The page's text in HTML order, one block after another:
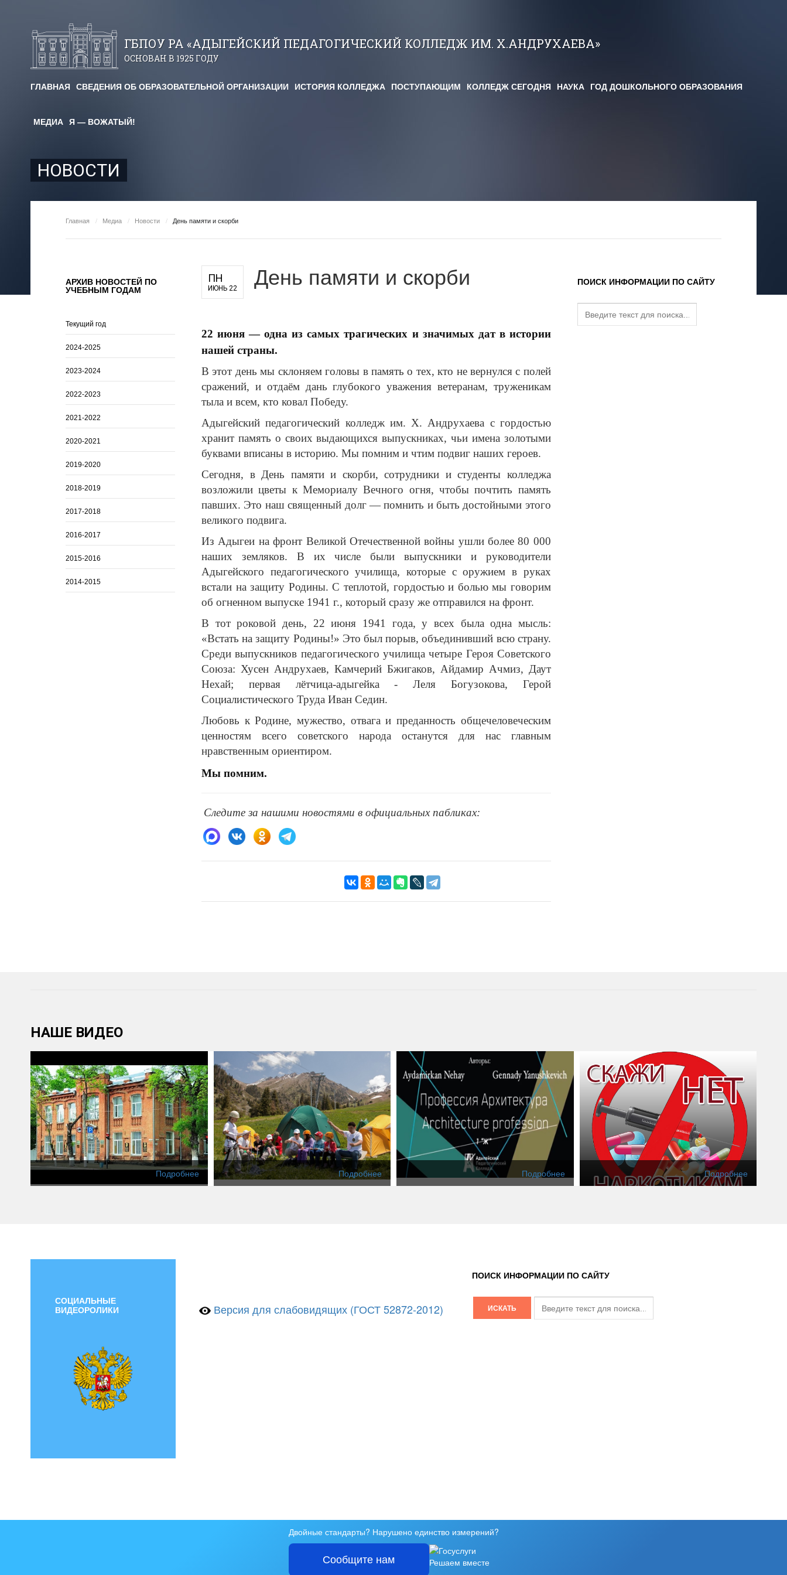
ГБПОУ РА «АДЫГЕЙСКИЙ ПЕДАГОГИЧЕСКИЙ КОЛЛЕДЖ ИМ. Х.АНДРУХАЕВА»
ОСНОВАН В 1925 ГОДУ
ГЛАВНАЯ СВЕДЕНИЯ ОБ ОБРАЗОВАТЕЛЬНОЙ ОРГАНИЗАЦИИ ИСТОРИЯ КОЛЛЕДЖА ПОСТУПАЮЩИМ КОЛЛЕДЖ СЕГОДНЯ НАУКА ГОД ДОШКОЛЬНОГО ОБРАЗОВАНИЯ
МЕДИА Я — ВОЖАТЫЙ!
НОВОСТИ
Главная / Медиа / Новости / День памяти и скорби
ПН
ИЮНЬ 22 День памяти и скорби
22 июня — одна из самых трагических и значимых дат в истории
нашей страны.
В этот день мы склоняем головы в память о тех, кто не вернулся с полей
сражений, и отдаём дань глубокого уважения ветеранам, труженикам
тыла и всем, кто ковал Победу.
Адыгейский педагогический колледж им. Х. Андрухаева с гордостью
хранит память о своих выдающихся выпускниках, чьи имена золотыми
буквами вписаны в историю. Мы помним и чтим подвиг наших героев.
Сегодня, в День памяти и скорби, сотрудники и студенты колледжа
возложили цветы к Мемориалу Вечного огня, чтобы почтить память
павших. Это наш священный долг — помнить и быть достойными этого
великого подвига.
Из Адыгеи на фронт Великой Отечественной войны ушли более 80 000
наших земляков. В их числе были выпускники и руководители
Адыгейского педагогического училища, которые с оружием в руках
встали на защиту Родины. С теплотой, гордостью и болью мы говорим
об огненном выпуске 1941 г., который сразу же отправился на фронт.
В тот роковой день, 22 июня 1941 года, у всех была одна мысль:
«Встать на защиту Родины!» Это был порыв, объединивший всю страну.
Среди выпускников педагогического училища четыре Героя Советского
Союза: Хусен Андрухаев, Камчерий Бжигаков, Айдамир Ачмиз, Даут
Нехай; первая лётчица-адыгейка - Леля Богузокова, Герой
Социалистического Труда Иван Седин.
Любовь к Родине, мужество, отвага и преданность общечеловеческим
ценностям всего советского народа останутся для нас главным
нравственным ориентиром.
Мы помним.
Следите за нашими новостями в официальных пабликах:
АРХИВ НОВОСТЕЙ ПО
УЧЕБНЫМ ГОДАМ
Текущий год
2024-2025
2023-2024
2022-2023
2021-2022
2020-2021
2019-2020
2018-2019
2017-2018
2016-2017
2015-2016
2014-2015
ПОИСК ИНФОРМАЦИИ ПО САЙТУ
НАШЕ ВИДЕО
Подробнее Подробнее Подробнее Подробнее
СОЦИАЛЬНЫЕ
ВИДЕОРОЛИКИ
Версия для слабовидящих (ГОСТ 52872-2012)
ПОИСК ИНФОРМАЦИИ ПО САЙТУ
Двойные стандарты? Нарушено единство измерений?
Сообщите нам Решаем вместе